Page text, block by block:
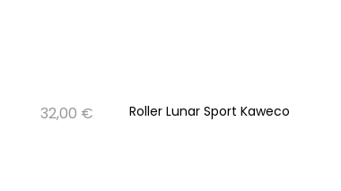
32,00 € Roller Lunar Sport Kaweco